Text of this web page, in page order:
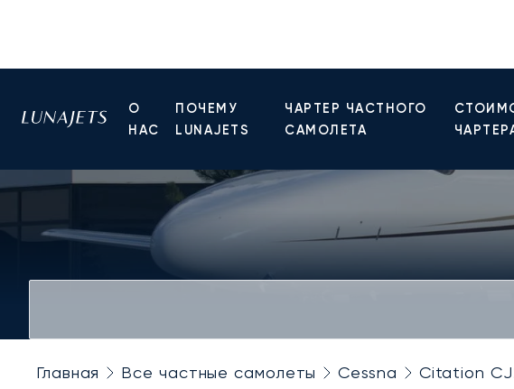
О
НАС
ПОЧЕМУ
LUNAJETS
ЧАРТЕР ЧАСТНОГО
САМОЛЕТА
Главная Все частные самолеты Cessna Citation